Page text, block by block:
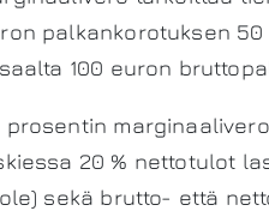
palkankorotuksen
100 euron
prosentin
20 % nettotulot
sekä brutto- että